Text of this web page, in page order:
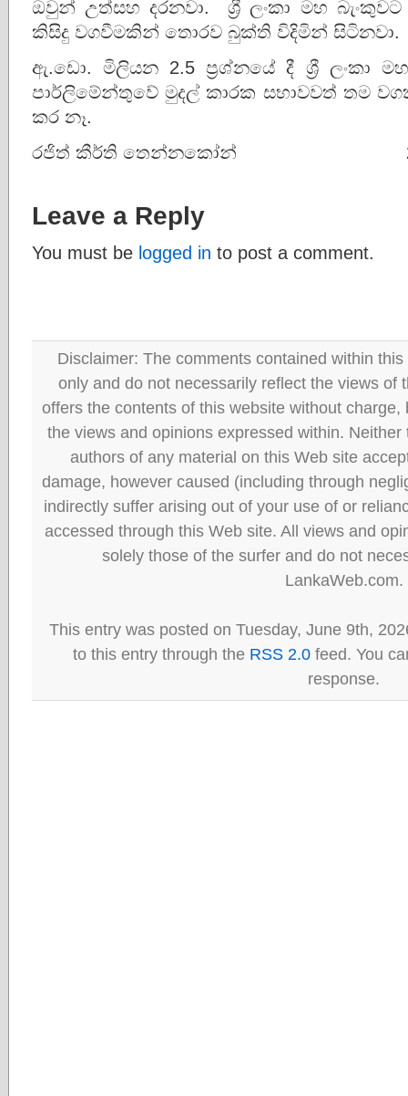
ඔවුන් උත්සහ දරනවා. ශ්‍රී ලංකා මහ
කිසිදු වගවීමකින් තොරව බුක්ති විදිමින්
ඇ.ඩො. මිලියන 2.5 ප්‍රශ්නයේ දී ශ්‍රී ලංකා
පාර්ලිමේන්තුවේ මුදල් කාරක සභාවවත් තම
කර නෑ.
රජිත් කීර්ති තෙන්නකෝන්
Leave a Reply
You must be logged in to post a comment.
Disclaimer: The comments contained within
only and do not necessarily reflect the views of
offers the contents of this website without
the views and opinions expressed within.
authors of any material on this Web site
damage, however caused (including through
indirectly suffer arising out of your use of or
accessed through this Web site. All views and
solely those of the surfer and do not
LankaWeb.com.
This entry was posted on Tuesday, June 9th,
to this entry through the RSS 2.0 feed. You
response.